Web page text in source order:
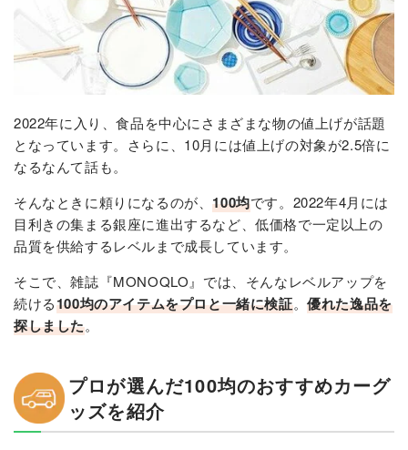
2022年に入り、食品を中心にさまざまな物の値上げが話題
となっています。さらに、10月には値上げの対象が2.5倍に
なるなんて話も。
そんなときに頼りになるのが、100均です。2022年4月には
目利きの集まる銀座に進出するなど、低価格で一定以上の
品質を供給するレベルまで成長しています。
そこで、雑誌『MONOQLO』では、そんなレベルアップを
続ける100均のアイテムをプロと一緒に検証。優れた逸品を
探しました。
プロが選んだ100均のおすすめカーグ
ッズを紹介